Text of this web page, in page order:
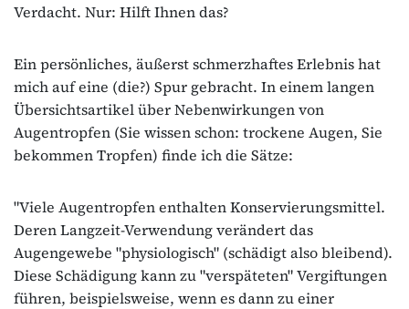
Verdacht. Nur: Hilft Ihnen das?
Ein persönliches, äußerst schmerzhaftes Erlebnis hat
mich auf eine (die?) Spur gebracht. In einem langen
Übersichtsartikel über Nebenwirkungen von
Augentropfen (Sie wissen schon: trockene Augen, Sie
bekommen Tropfen) finde ich die Sätze:
"Viele Augentropfen enthalten Konservierungsmittel.
Deren Langzeit-Verwendung verändert das
Augengewebe "physiologisch" (schädigt also bleibend).
Diese Schädigung kann zu "verspäteten" Vergiftungen
führen, beispielsweise, wenn es dann zu einer